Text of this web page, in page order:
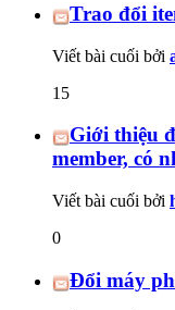
Trao đổi
Viết bài cuối bởi
15
Giới thiệu
member, có
Viết bài cuối bởi
0
Đổi máy